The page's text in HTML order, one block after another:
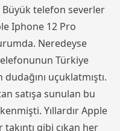
Büyük telefon severler
Iphone 12 Pro
Neredeyse
Türkiye
uçuklatmıştı.
satışa sunulan bu
Yıllardır Apple
takıntı gibi çıkan her